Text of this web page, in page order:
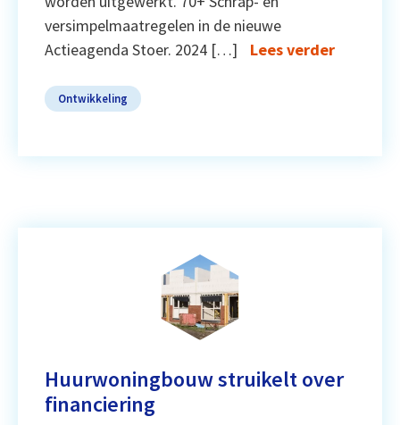
versimpelmaatregelen in de nieuwe
Actieagenda Stoer. 2024 […]
Lees verder
Ontwikkeling
Huurwoningbouw struikelt over
financiering